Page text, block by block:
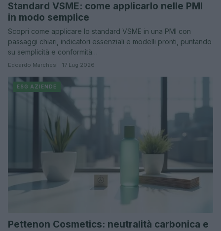
Standard VSME: come applicarlo nelle PMI
in modo semplice
Scopri come applicare lo standard VSME in una PMI con
passaggi chiari, indicatori essenziali e modelli pronti, puntando
su semplicità e conformità…
Edoardo Marchesi · 17 Lug 2026
ESG AZIENDE
Pettenon Cosmetics: neutralità carbonica e